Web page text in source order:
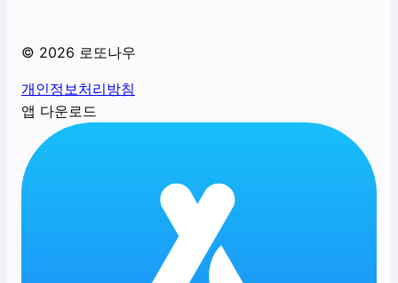
© 2026 로또나우
개인정보처리방침
앱 다운로드